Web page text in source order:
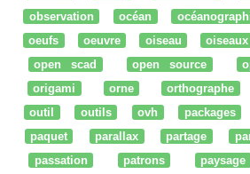
observation
océan
oeufs
oeuvre oiseau oiseaux
open scad
open source
origami
orne orthographe
outil
outils ovh packages
paquet
parallax partage
passation
patrons paysage